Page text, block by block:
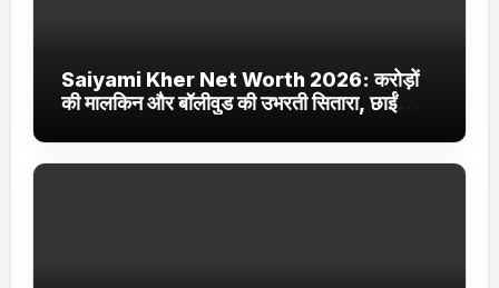
Saiyami Kher Net Worth 2026: करोड़ों
की मालकिन और बॉलीवुड की उभरती सितारा, छाईं